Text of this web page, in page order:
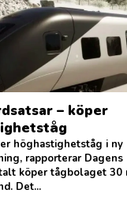
– köper
höghastighetståg i ny
rapporterar Dagens
köper tågbolaget 30
Det...